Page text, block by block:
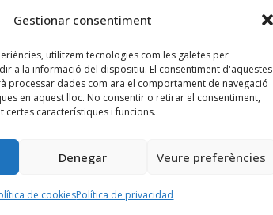
Gestionar consentiment
utilitzem tecnologies com les galetes per
a la informació del dispositiu. El consentiment d'aquestes
processar dades com ara el comportament de navegació
en aquest lloc. No consentir o retirar el consentiment,
certes característiques i funcions.
Denegar Veure preferències
de cookiesPolítica de privacidad
DIPUTACIÓ
a nuestra